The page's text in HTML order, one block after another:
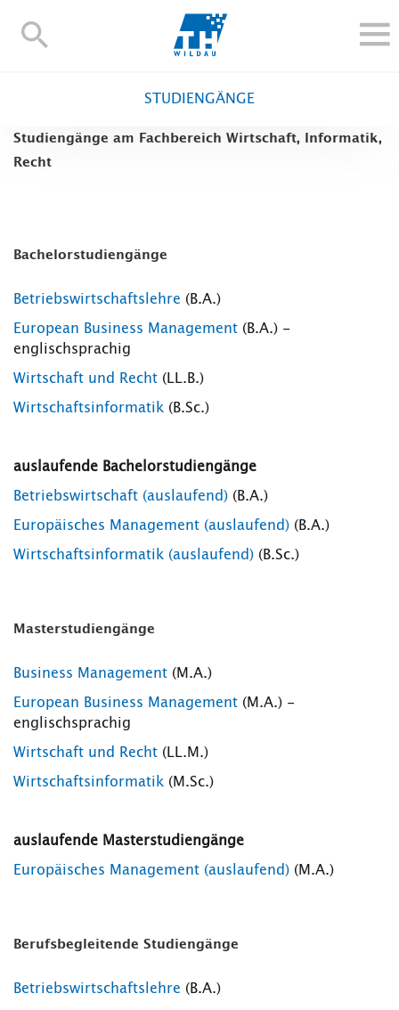
TH-
STUDIEREN UND WEITERBILDEN
FORSCHUNG UND TRANSFER
BESCHÄFTIGTE
Blogs Kontakt und Anfahrt Webmail
TH Online-Portal Personensuche English
STUDIENGÄNGE
Studiengänge am Fachbereich Wirtschaft, Informatik,
Recht
Bachelorstudiengänge
Betriebswirtschaftslehre (B.A.)
European Business Management (B.A.) -
englischsprachig
Wirtschaft und Recht (LL.B.)
Wirtschaftsinformatik (B.Sc.)
auslaufende Bachelorstudiengänge
Betriebswirtschaft (auslaufend) (B.A.)
Europäisches Management (auslaufend) (B.A.)
Wirtschaftsinformatik (auslaufend) (B.Sc.)
Masterstudiengänge
Business Management (M.A.)
European Business Management (M.A.) -
englischsprachig
Wirtschaft und Recht (LL.M.)
Wirtschaftsinformatik (M.Sc.)
auslaufende Masterstudiengänge
Europäisches Management (auslaufend) (M.A.)
Berufsbegleitende Studiengänge
Betriebswirtschaftslehre (B.A.)